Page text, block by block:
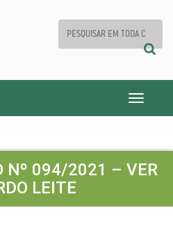
Toggle
Nº 094/2021 – VER
LEITE